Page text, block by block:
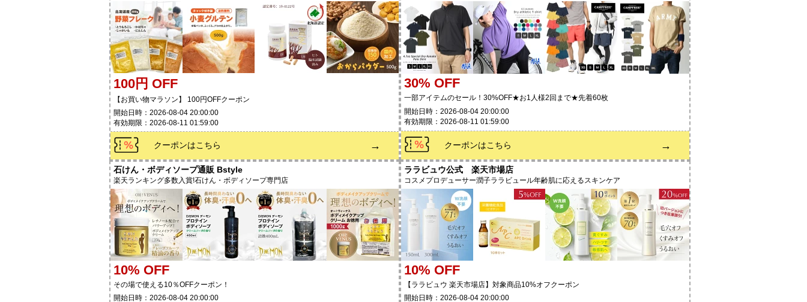
100円 OFF
【お買い物マラソン】 100円OFFクーポン
開始日時：2026-08-04 20:00:00
有効期限：2026-08-11 01:59:00
クーポンはこちら →
30% OFF
一部アイテムのセール！30%OFF★お1人様2回まで★先着60枚
開始日時：2026-08-04 20:00:00
有効期限：2026-08-11 01:59:00
クーポンはこちら →
石けん・ボディソープ通販 Bstyle
楽天ランキング多数入賞!石けん・ボディソープ専門店
10% OFF
その場で使える10％OFFクーポン！
開始日時：2026-08-04 20:00:00
ララビュウ公式 楽天市場店
コスメプロデューサー潤子ララビュール年齢肌に応えるスキンケア
10% OFF
【ララビュウ 楽天市場店】対象商品10%オフクーポン
開始日時：2026-08-04 20:00:00